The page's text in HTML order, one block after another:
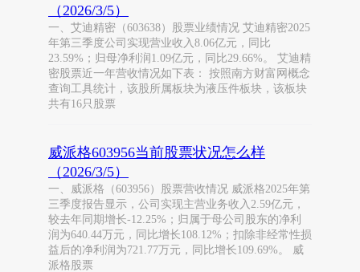
（2026/3/5）
一、艾迪精密（603638）股票业绩情况 艾迪精密2025
年第三季度公司实现营业收入8.06亿元，同比
23.59%；归母净利润1.09亿元，同比29.66%。 艾迪精
密股票近一年营收情况如下表： 按照南方财富网概念
查询工具统计，该股所属板块为液压件板块，该板块
共有16只股票
威派格603956当前股票状况怎么样
（2026/3/5）
一、威派格（603956）股票营收情况 威派格2025年第
三季度报告显示，公司实现主营业务收入2.59亿元，
较去年同期增长-12.25%；归属于母公司股东的净利
润为640.44万元，同比增长108.12%；扣除非经常性损
益后的净利润为721.77万元，同比增长109.69%。 威
派格股票